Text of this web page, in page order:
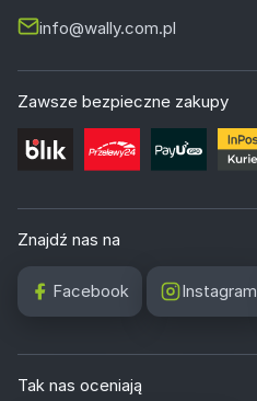
info@wally.com.pl
Zawsze bezpieczne zakupy
Znajdź nas na
Facebook Instagram
Tak nas oceniają